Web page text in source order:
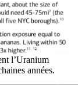
l’Uranium
années.